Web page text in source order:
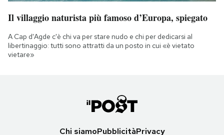
Il villaggio naturista più famoso d’Europa, spiegato
A Cap d'Agde c'è chi va per stare nudo e chi per dedicarsi al
libertinaggio: tutti sono attratti da un posto in cui «è vietato
vietare»
Chi siamoPubblicitàPrivacy